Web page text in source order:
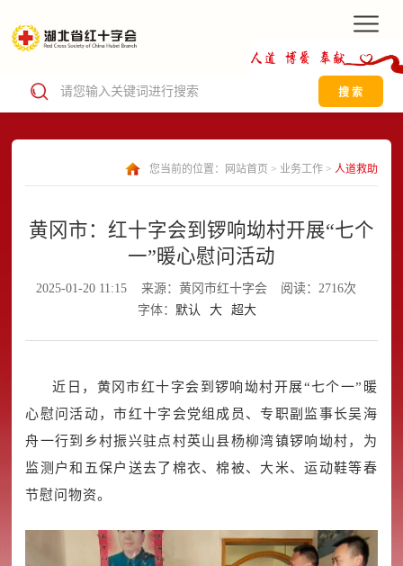
搜 索
您当前的位置： 网站首页 > 业务工作> 人道救助
黄冈市：红十字会到锣响坳村开展“七个
一”暖心慰问活动
2025-01-20 11:15 来源：黄冈市红十字会
阅读：2716次
字体： 默认 大 超大
近日，黄冈市红十字会到锣响坳村开展“七个一”暖
心慰问活动，市红十字会党组成员、专职副监事长吴海
舟一行到乡村振兴驻点村英山县杨柳湾镇锣响坳村，为
监测户和五保户送去了棉衣、棉被、大米、运动鞋等春
节慰问物资。